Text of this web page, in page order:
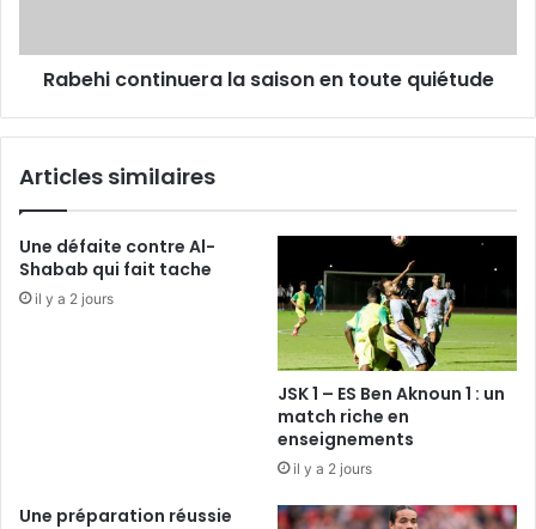
Rabehi continuera la saison en toute quiétude
Articles similaires
Une défaite contre Al-
Shabab qui fait tache
il y a 2 jours
JSK 1 – ES Ben Aknoun 1 : un
match riche en
enseignements
il y a 2 jours
Une préparation réussie